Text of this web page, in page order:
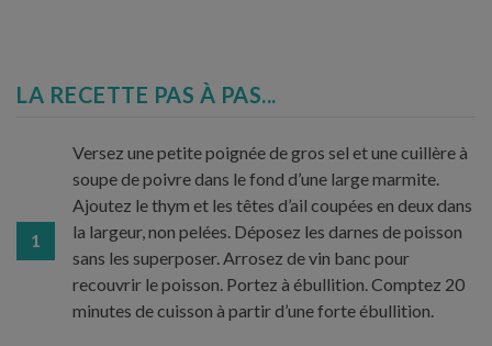
LA RECETTE PAS À PAS...
1
Versez une petite poignée de gros sel et une cuillère à
soupe de poivre dans le fond d’une large marmite.
Ajoutez le thym et les têtes d’ail coupées en deux dans
la largeur, non pelées. Déposez les darnes de poisson
sans les superposer. Arrosez de vin banc pour
recouvrir le poisson. Portez à ébullition. Comptez 20
minutes de cuisson à partir d’une forte ébullition.